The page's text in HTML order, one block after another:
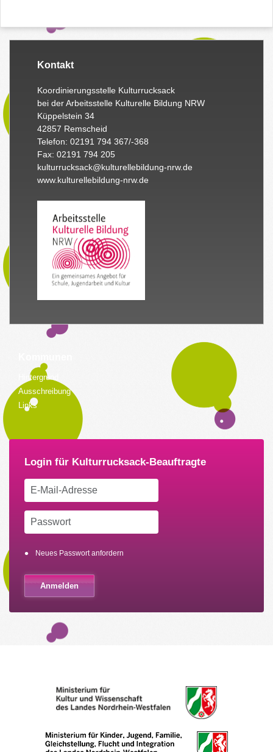
Kontakt
Koordinierungsstelle Kulturrucksack
bei der Arbeitsstelle Kulturelle Bildung NRW
Küppelstein 34
42857 Remscheid
Telefon: 02191 794 367/-368
Fax: 02191 794 205
kulturrucksack@kulturellebildung-nrw.de
www.kulturellebildung-nrw.de
Hintergrund
Ausschreibung
Links
Neues Passwort anfordern